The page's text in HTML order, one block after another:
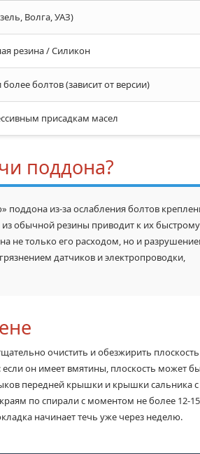
Волга, УАЗ)
резина / Силикон
болтов (зависит от версии)
присадкам масел
поддона?
поддона из-за ослабления болтов
обычной резины приводит к их быстрому
не только его расходом, но и
датчиков и электропроводки,
очистить и обезжирить
он имеет вмятины, плоскость может
передней крышки и крышки сальника
по спирали с моментом не более 12-
начинает течь уже через неделю.